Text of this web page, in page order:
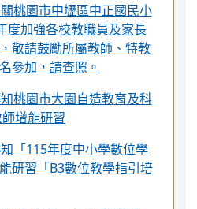
桃園市中壢區中正國民小
度加強各校教職員及家長
敬請鼓勵所屬教師、特教
參加，請查照。
桃園市大園自造教育及科
增能研習
「115年度中小學數位學
研習「B3數位教學指引培